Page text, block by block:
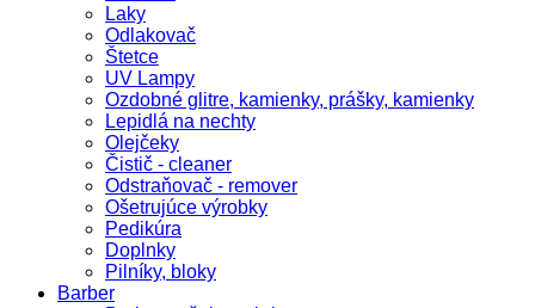
Laky
Odlakovač
Štetce
UV Lampy
Ozdobné glitre, kamienky, prášky, kamienky
Lepidlá na nechty
Olejčeky
Čistič - cleaner
Odstraňovač - remover
Ošetrujúce výrobky
Pedikúra
Doplnky
Pilníky, bloky
Barber